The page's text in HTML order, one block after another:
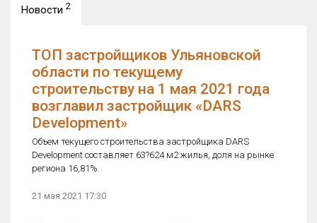
Новости 2
ТОП застройщиков Ульяновской
области по текущему
строительству на 1 мая 2021 года
возглавил застройщик «DARS
Development»
Объем текущего строительства застройщика DARS
Development составляет 63?624 м2 жилья, доля на рынке
региона 16,81%.
21 мая 2021 17:30